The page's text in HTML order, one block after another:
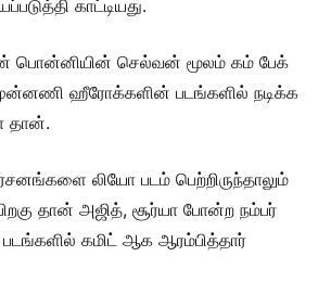
காட்டியது.
பொன்னியின் செல்வன் மூலம் கம் பேக்
ஹீரோக்களின் படங்களில் நடிக்க
தான்.
லியோ படம் பெற்றிருந்தாலும்
தான் அஜித், சூர்யா போன்ற நம்பர்
கமிட் ஆக ஆரம்பித்தார்